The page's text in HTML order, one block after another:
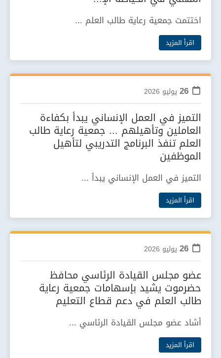
اختتمت جمعية رعاية طالب العلم ...
اقرأ المزيد
26 يوليو 2026
التميز في العمل الإنساني يبدأ بكفاءة
العاملين وتأهيلهم ... جمعية رعاية طالب
العلم تنفذ البرنامج التدريبي لتأهيل
الموظفين
التميز في العمل الإنساني يبدأ ...
اقرأ المزيد
26 يوليو 2026
عضو مجلس القيادة الرئاسي محافظ
حضرموت يشيد بإسهامات جمعية رعاية
طالب العلم في دعم قطاع التعليم
أشاد عضو مجلس القيادة الرئاسي ...
اقرأ المزيد